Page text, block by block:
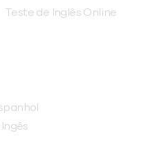
Teste de Inglês Online